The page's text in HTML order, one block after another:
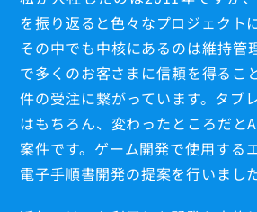
M.Ejima
N.Zhou
Y.Kitazawa
S.Imai
T.Wang
X.Wu
中堅社員
K.Nakamura
を振り返ると色々なプロジェクト
その中でも中核にあるのは維持管
で多くのお客さまに信頼を得るこ
件の受注に繋がっています。タブ
はもちろん、変わったところだと
案件です。ゲーム開発で使用する
電子手順書開発の提案を行いました